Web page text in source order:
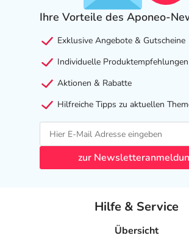
Ihre Vorteile des Aponeo-
Exklusive Angebote & Gutscheine
Individuelle Produktempfehlungen
Aktionen & Rabatte
Hilfreiche Tipps zu aktuellen
zur
Hilfe & Service
Übersicht